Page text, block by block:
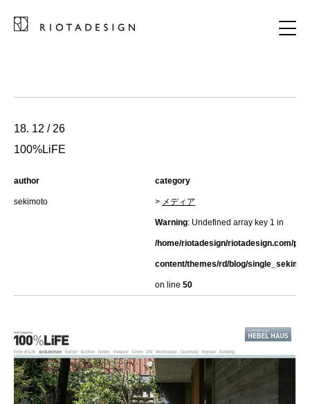
18. 12 / 26
100%LiFE
author
sekimoto
category
> メディア
Warning: Undefined array key 1 in
/home/riotadesign/riotadesign.com/
content/themes/rd/blog/
on line 50